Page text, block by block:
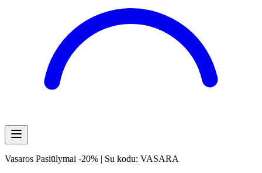
Vasaros Pasiūlymai -20% | Su kodu: VASARA